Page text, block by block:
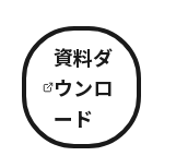
資料ダ
ウンロ
ード